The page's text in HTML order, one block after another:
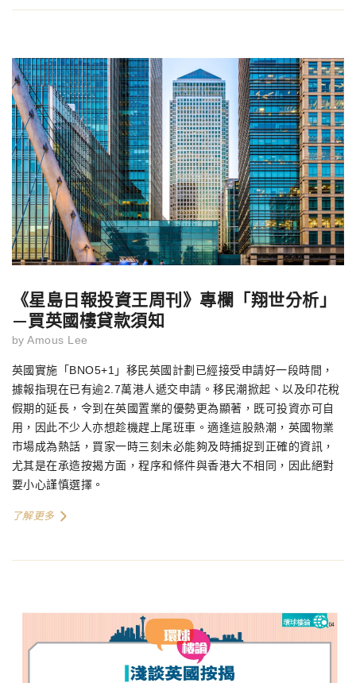
《星島日報投資王周刊》專欄「翔世分析」
—買英國樓貸款須知
by Amous Lee
英國實施「BNO5+1」移民英國計劃已經接受申請好一段時間，
據報指現在已有逾2.7萬港人遞交申請。移民潮掀起、以及印花稅
假期的延長，令到在英國置業的優勢更為顯著，既可投資亦可自
用，因此不少人亦想趁機趕上尾班車。適逢這股熱潮，英國物業
市場成為熱話，買家一時三刻未必能夠及時捕捉到正確的資訊，
尤其是在承造按揭方面，程序和條件與香港大不相同，因此絕對
要小心謹慎選擇。
了解更多